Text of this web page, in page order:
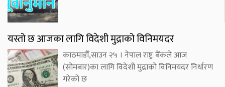
यस्तो छ आजका लागि विदेशी मुद्राको विनिमयदर
काठमाडौँ,साउन २५ । नेपाल राष्ट्र बैंकले आज
(सोमबार)का लागि विदेशी मुद्राको विनिमयदर निर्धारण
गरेको छ